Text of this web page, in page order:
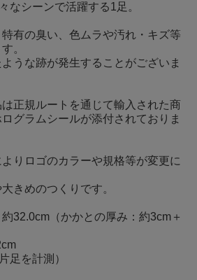
なシーンで活躍する1足。
有の臭い、色ムラや汚れ・キズ等
。
うな跡が発生することがございま
正規ルートを通じて輸入された商
グラムシールが添付されておりま
りロゴのカラーや規格等が変更に
きめのつくりです。
32.0cm（かかとの厚み：約3cm＋
足を計測）